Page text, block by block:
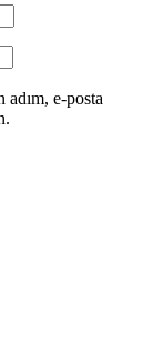
adım, e-posta